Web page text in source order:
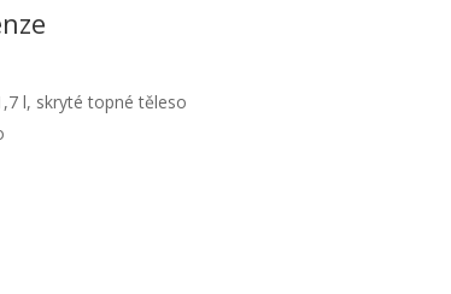
l, skryté topné těleso